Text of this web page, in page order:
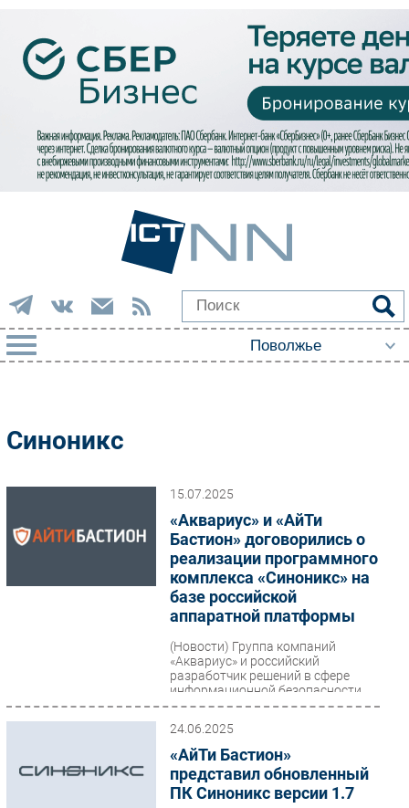
Импорто­замещение
Интернет
Фиксированная связь
Рынок ПК
Регулирование
Синоникс
15.07.2025
«Аквариус» и «АйТи
Бастион» договорились о
реализации программного
комплекса «Синоникс» на
базе российской
аппаратной платформы
(Новости) Группа компаний
«Аквариус» и российский
разработчик решений в сфере
информационной безопасности
«АйТи Бастион» заключили
24.06.2025
«АйТи Бастион»
представил обновленный
ПК Синоникс версии 1.7